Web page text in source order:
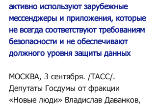
активно используют зарубежные
мессенджеры и приложения, которые
не всегда соответствуют требованиям
безопасности и не обеспечивают
должного уровня защиты данных
МОСКВА, 3 сентября. /ТАСС/.
Депутаты Госдумы от фракции
«Новые люди» Владислав Даванков,